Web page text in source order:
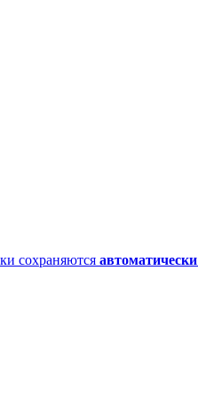
сохраняются автоматически